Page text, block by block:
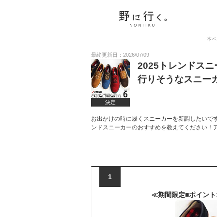
本
最終更新日：2026/07/09
決定
2025トレンドスニ
行りそうなスニー
お出かけの時に履くスニーカーを新調したい
ンドスニーカーのおすすめを教えてください！
1